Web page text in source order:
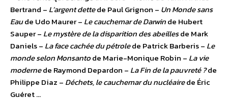
Bertrand – L’argent dettede Paul Grignon – Un Monde sans
Eaude Udo Maurer – Le cauchemar de Darwinde Hubert
Sauper – Le mystère de la disparition des abeillesde Mark
Daniels – La face cachée du pétrolede Patrick Barberis – Le
monde selon Monsantode Marie-Monique Robin – La vie
modernede Raymond Depardon – La Fin de la pauvreté ?de
Philippe Diaz – Déchets, le cauchemar du nucléairede Éric
Guéret …